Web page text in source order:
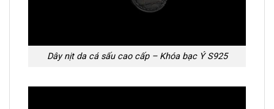
Dây nịt da cá sấu cao cấp – Khóa bạc Ý S925